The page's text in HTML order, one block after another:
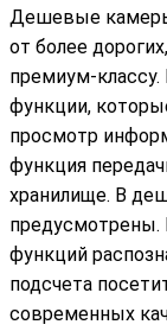
Дешевые
от более
премиум-
функции,
просмотр
функция
хранилище. В
предусмотрены.
функций
подсчета
современных